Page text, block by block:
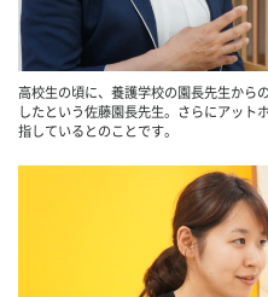
高校生の頃に、養護学校の園長先生から
したという佐藤園長先生。さらにアット
指しているとのことです。